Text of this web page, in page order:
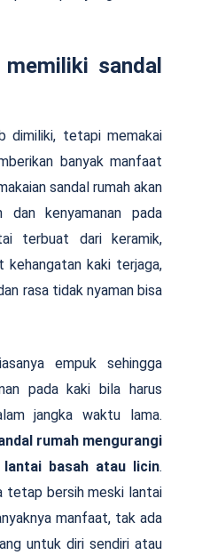
sandal
dimiliki, tetapi memakai
banyak manfaat
sandal rumah akan
dan kenyamanan pada
terbuat dari keramik,
kehangatan kaki terjaga,
rasa tidak nyaman bisa
empuk sehingga
pada kaki bila harus
jangka waktu lama.
rumah mengurangi
basah atau licin.
tetap bersih meski lantai
manfaat, tak ada
untuk diri sendiri atau